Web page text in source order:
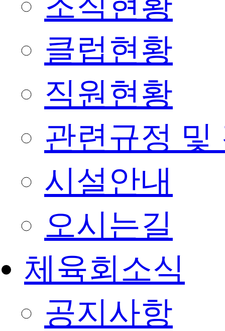
클럽현황
직원현황
관련규정 및
시설안내
오시는길
체육회소식
공지사항